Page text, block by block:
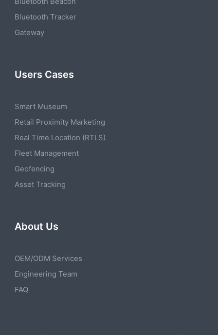
Bluetooth Tracker
Gateway
Users Cases
Smart Museum
Retail Proximity Marketing
Real Time Location (RTLS)
Fleet Management
Geofencing
Asset Tracking
About Us
OEM/ODM Services
Engineering Team
FAQ